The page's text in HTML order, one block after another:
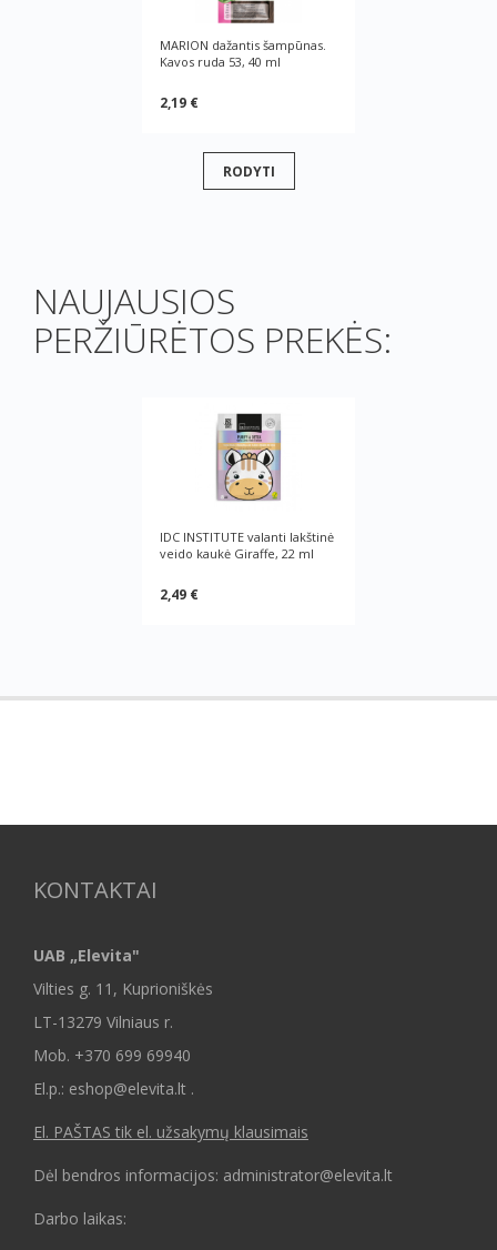
MARION dažantis šampūnas.
Kavos ruda 53, 40 ml
2,19 €
RODYTI
NAUJAUSIOS
PERŽIŪRĖTOS PREKĖS:
IDC INSTITUTE valanti lakštinė
veido kaukė Giraffe, 22 ml
2,49 €
KONTAKTAI
UAB „Elevita"
Vilties g. 11, Kuprioniškės
LT-13279 Vilniaus r.
Mob. +370 699 69940
El.p.: eshop@elevita.lt .
El. PAŠTAS tik el. užsakymų klausimais
Dėl bendros informacijos: administrator@elevita.lt
Darbo laikas: